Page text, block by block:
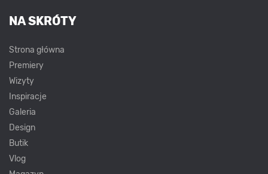
NA SKRÓTY
Strona główna
Premiery
Wizyty
Inspiracje
Galeria
Design
Butik
Vlog